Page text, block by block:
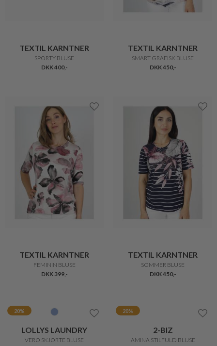
TEXTIL KARNTNER
SPORTY BLUSE
DKK 400,-
TEXTIL KARNTNER
SMART GRAFISK BLUSE
DKK 450,-
TEXTIL KARNTNER
FEMININ BLUSE
DKK 399,-
TEXTIL KARNTNER
SOMMER BLUSE
DKK 450,-
20% 20%